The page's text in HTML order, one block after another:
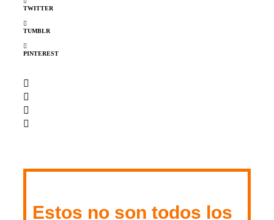
TWITTER
TUMBLR
PINTEREST
Estos no son todos los